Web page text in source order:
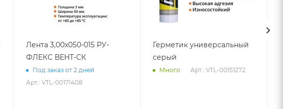
Лента 3,00х050-015 РУ-
ФЛЕКС ВЕНТ-СК
Под заказ от 2 дней
Арт.: VTL-00171408
Герметик универсальный
серый
Много Арт.: VTL-00151272